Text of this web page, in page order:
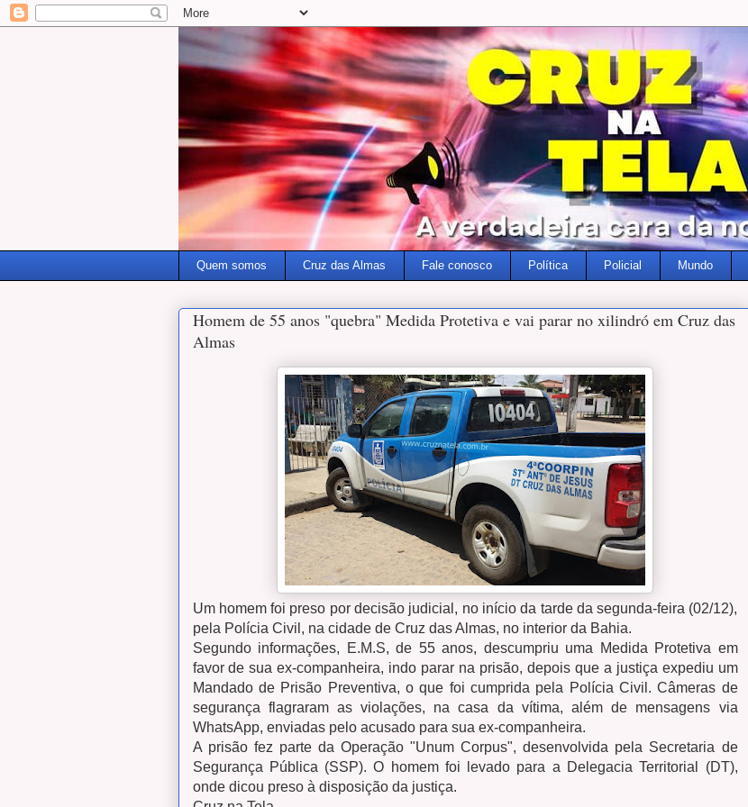
Quem somos Cruz das Almas Fale conosco Política Policial Mundo
Homem de 55 anos "quebra" Medida Protetiva e vai parar no xilindró em Cruz das
Almas
Um homem foi preso por decisão judicial, no início da tarde da segunda-feira (02/12),
pela Polícia Civil, na cidade de Cruz das Almas, no interior da Bahia.
Segundo informações, E.M.S, de 55 anos, descumpriu uma Medida Protetiva em
favor de sua ex-companheira, indo parar na prisão, depois que a justiça expediu um
Mandado de Prisão Preventiva, o que foi cumprida pela Polícia Civil. Câmeras de
segurança flagraram as violações, na casa da vítima, além de mensagens via
WhatsApp, enviadas pelo acusado para sua ex-companheira.
A prisão fez parte da Operação "Unum Corpus", desenvolvida pela Secretaria de
Segurança Pública (SSP). O homem foi levado para a Delegacia Territorial (DT),
onde dicou preso à disposição da justiça.